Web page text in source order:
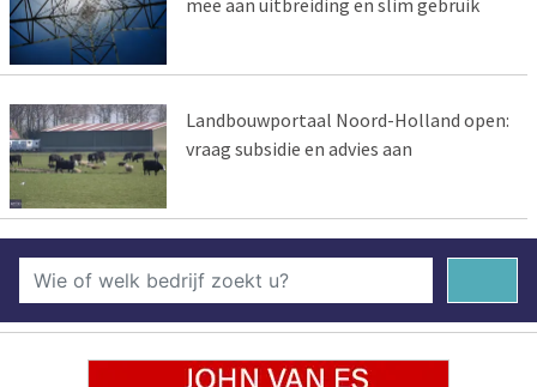
mee aan uitbreiding en slim gebruik
Landbouwportaal Noord-Holland open:
vraag subsidie en advies aan